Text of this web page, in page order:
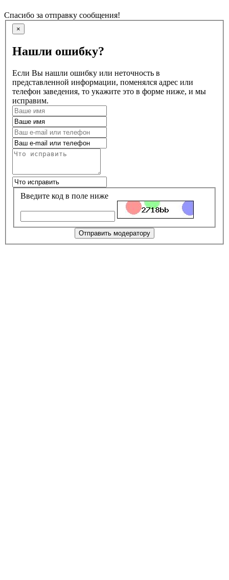
Спасибо за отправку сообщения!
×
Нашли ошибку?
Если Вы нашли ошибку или неточность в
представленной информации, поменялся адрес или
телефон заведения, то укажите это в форме ниже, и мы
исправим.
Введите код в поле ниже
Отправить модератору